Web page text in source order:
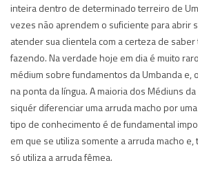
inteira dentro de determinado terreiro de
vezes não aprendem o suficiente para abrir
atender sua clientela com a certeza de
fazendo. Na verdade hoje em dia é muito
médium sobre fundamentos da Umbanda e,
na ponta da língua. A maioria dos Médiuns
siquér diferenciar uma arruda macho por
tipo de conhecimento é de fundamental
em que se utiliza somente a arruda macho
só utiliza a arruda fêmea.